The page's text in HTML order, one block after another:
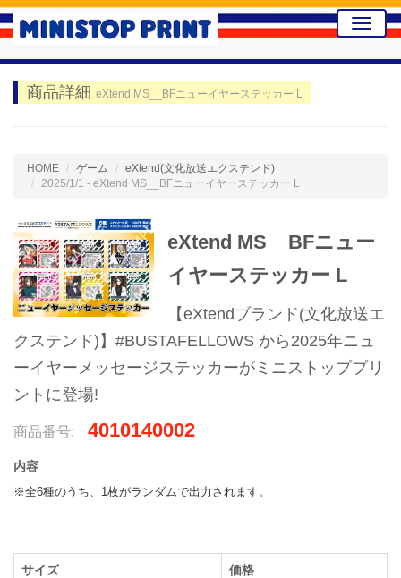
Toggle
商品詳細 eXtend MS__BFニューイヤーステッカー L
HOME ゲーム
eXtend(文化放送エクステンド)
2025/1/1 - eXtend MS__BFニューイヤーステッカー L
eXtend MS__BFニュー
イヤーステッカー L
【eXtendブランド(文化放送エ
クステンド)】#BUSTAFELLOWS から2025年ニュ
ーイヤーメッセージステッカーがミニストッププリ
ントに登場!
商品番号: 4010140002
内容
※全6種のうち、1枚がランダムで出力されます。
サイズ 価格